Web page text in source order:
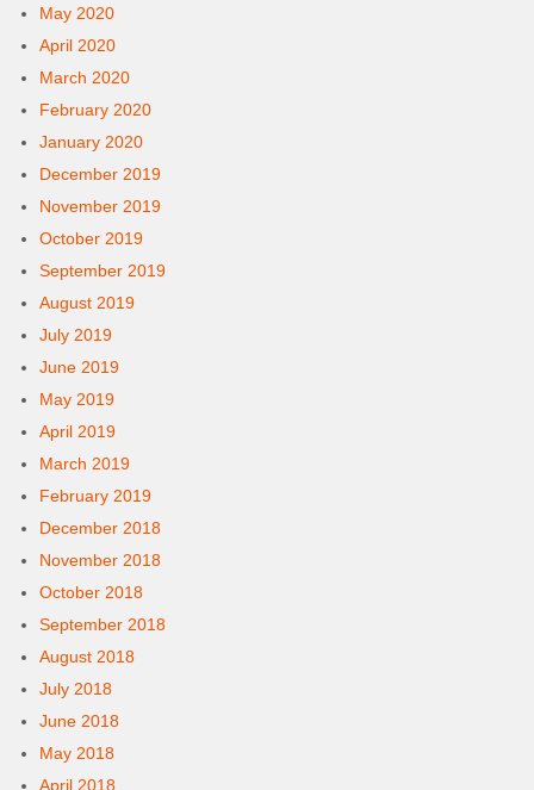
May 2020
April 2020
March 2020
February 2020
January 2020
December 2019
November 2019
October 2019
September 2019
August 2019
July 2019
June 2019
May 2019
April 2019
March 2019
February 2019
December 2018
November 2018
October 2018
September 2018
August 2018
July 2018
June 2018
May 2018
April 2018